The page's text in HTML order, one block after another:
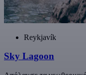
Reykjavík
Sky Lagoon